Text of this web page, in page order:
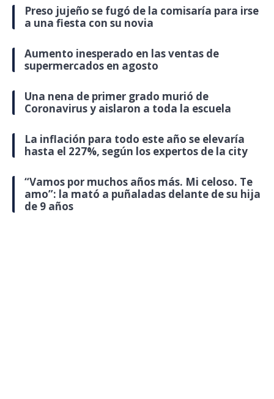
Preso jujeño se fugó de la comisaría para irse
a una fiesta con su novia
Aumento inesperado en las ventas de
supermercados en agosto
Una nena de primer grado murió de
Coronavirus y aislaron a toda la escuela
La inflación para todo este año se elevaría
hasta el 227%, según los expertos de la city
“Vamos por muchos años más. Mi celoso. Te
amo”: la mató a puñaladas delante de su hija
de 9 años